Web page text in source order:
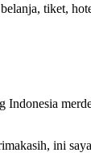
tiket,
ini